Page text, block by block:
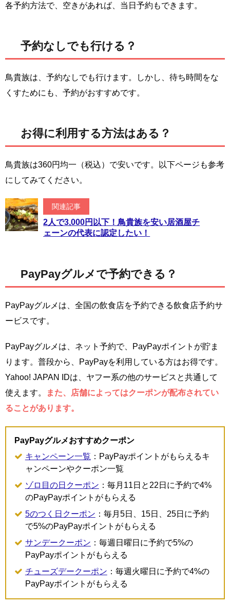
各予約方法で、空きがあれば、当日予約もできます。
予約なしでも行ける？
鳥貴族は、予約なしでも行けます。しかし、待ち時間をな
くすためにも、予約がおすすめです。
お得に利用する方法はある？
鳥貴族は360円均一（税込）で安いです。以下ページも参考
にしてみてください。
関連記事
2人で3,000円以下！鳥貴族を安い居酒屋チ
ェーンの代表に認定したい！
PayPayグルメで予約できる？
PayPayグルメは、全国の飲食店を予約できる飲食店予約サ
ービスです。
PayPayグルメは、ネット予約で、PayPayポイントが貯ま
ります。普段から、PayPayを利用している方はお得です。
Yahoo! JAPAN IDは、ヤフー系の他のサービスと共通して
使えます。
また、店舗によってはクーポンが配布されてい
ることがあります。
PayPayグルメおすすめクーポン
キャンペーン一覧 ：PayPayポイントがもらえるキ
ャンペーンやクーポン一覧
ゾロ目の日クーポン ：毎月11日と22日に予約で4%
のPayPayポイントがもらえる
5のつく日クーポン ：毎月5日、15日、25日に予約
で5%のPayPayポイントがもらえる
サンデークーポン ：毎週日曜日に予約で5%の
PayPayポイントがもらえる
チューズデークーポン ：毎週火曜日に予約で4%の
PayPayポイントがもらえる